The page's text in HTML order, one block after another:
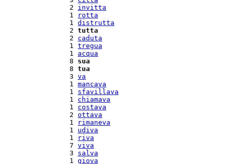
  2
invitta
  1
rotta
  1
distrutta
  2
tutta
  2
caduta
  1
tregua
  1
acqua
  8
sua
  8
tua
  3
va
  1
mancava
  1
sfavillava
  1
chiamava
  1
costava
  2
ottava
  1
rimaneva
  1
udiva
  1
riva
  7
viva
  3
salva
  1
giova